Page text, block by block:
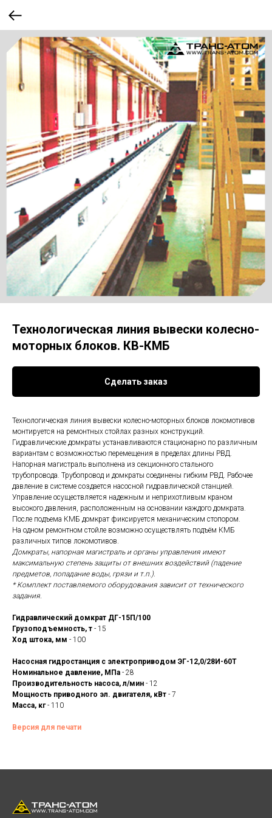
Технологическая линия вывески колесно-
моторных блоков. КВ-КМБ
Сделать заказ
Технологическая линия вывески колесно-моторных блоков локомотивов
монтируется на ремонтных стойлах разных конструкций.
Гидравлические домкраты устанавливаются стационарно по различным
вариантам с возможностью перемещения в пределах длины РВД.
Напорная магистраль выполнена из секционного стального
трубопровода. Трубопровод и домкраты соединены гибким РВД. Рабочее
давление в системе создается насосной гидравлической станцией.
Управление осуществляется надежным и неприхотливым краном
высокого давления, расположенным на основании каждого домкрата.
После подъема КМБ домкрат фиксируется механическим стопором.
На одном ремонтном стойле возможно осуществлять подъём КМБ
различных типов локомотивов.
Домкраты, напорная магистраль и органы управления имеют
максимальную степень защиты от внешних воздействий (падение
предметов, попадание воды, грязи и т.п.).
* Комплект поставляемого оборудования зависит от технического
задания.
Гидравлический домкрат ДГ-15П/100
Грузоподъемность, т - 15
Ход штока, мм - 100
Насосная гидростанция с электроприводом ЭГ-12,0/28И-60Т
Номинальное давление, МПа - 28
Производительность насоса, л/мин - 12
Мощность приводного эл. двигателя, кВт - 7
Масса, кг- 110
Версия для печати